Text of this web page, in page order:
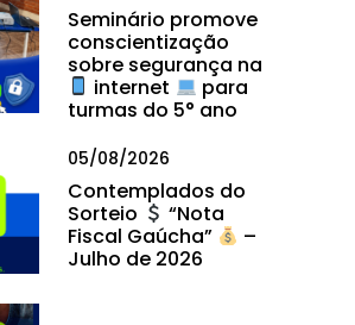
Seminário promove
conscientização
sobre segurança na
internet
para
turmas do 5° ano
05/08/2026
Contemplados do
Sorteio
“Nota
Fiscal Gaúcha”
–
Julho de 2026